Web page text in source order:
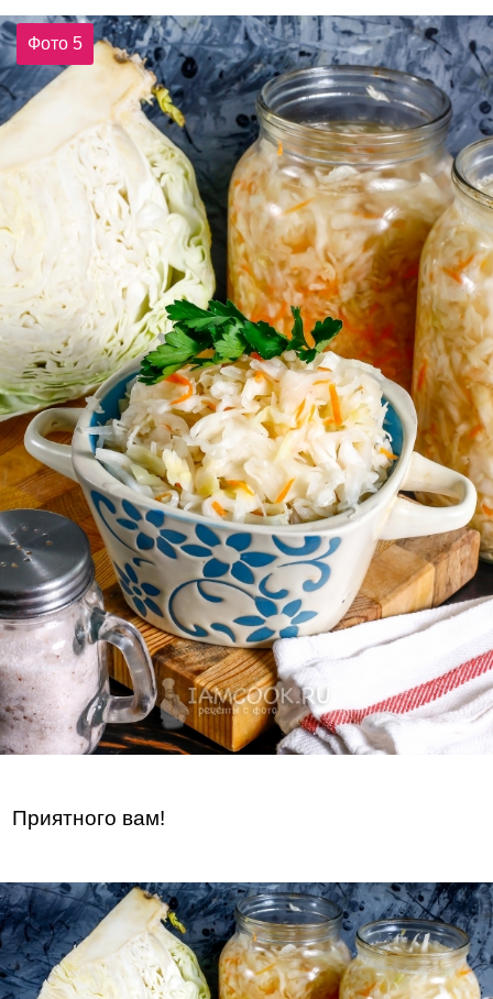
Фото 5
Приятного вам!